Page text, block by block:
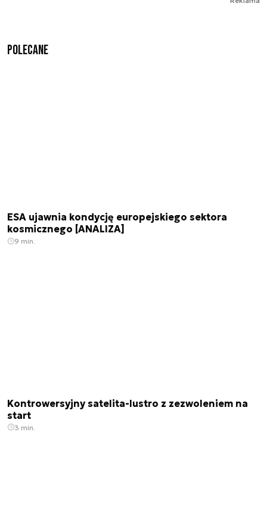
Polecane
ESA ujawnia kondycję europejskiego sektora
kosmicznego [ANALIZA]
9 min.
Kontrowersyjny satelita-lustro z zezwoleniem na
start
3 min.